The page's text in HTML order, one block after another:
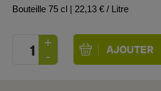
Bouteille 75 cl | 22,13 € / Litre